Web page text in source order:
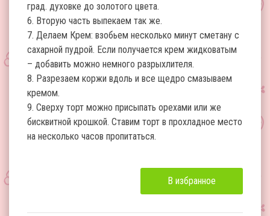
град. духовке до золотого цвета.
6. Вторую часть выпекаем так же.
7. Делаем Крем: взобьем несколько минут сметану с
сахарной пудрой. Если получается крем жидковатым
– добавить можно немного разрыхлителя.
8. Разрезаем коржи вдоль и все щедро смазываем
кремом.
9. Сверху торт можно присыпать орехами или же
бисквитной крошкой. Ставим торт в прохладное место
на несколько часов пропитаться.
В избранное